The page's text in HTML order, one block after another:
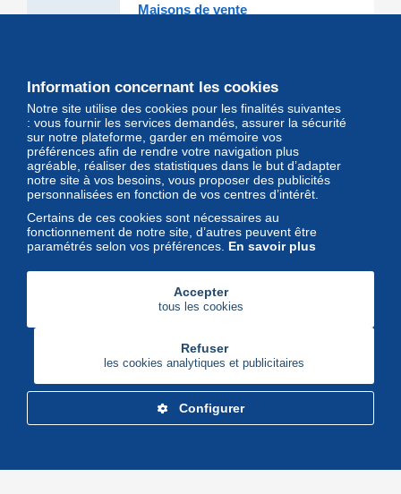
Maisons de vente
Magazine
Un regard unique et décalé sur
l'univers des timbres et leurs
collectionneurs
Delcampe Corporate
Information concernant les cookies
Notre site utilise des cookies pour les finalités suivantes
: vous fournir les services demandés, assurer la sécurité
sur notre plateforme, garder en mémoire vos
préférences afin de rendre votre navigation plus
agréable, réaliser des statistiques dans le but d’adapter
notre site à vos besoins, vous proposer des publicités
personnalisées en fonction de vos centres d’intérêt.
Certains de ces cookies sont nécessaires au
fonctionnement de notre site, d’autres peuvent être
paramétrés selon vos préférences. En savoir plus
Accepter
tous les cookies
Refuser
les cookies analytiques et publicitaires
Configurer